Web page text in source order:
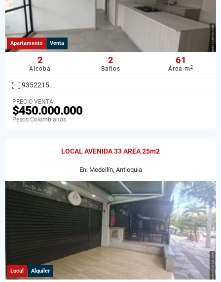
Apartamento Venta
2
Alcoba
2
Baños
61
Área m2
9352215
PRECIO VENTA
$450.000.000
Pesos Colombianos
LOCAL AVENIDA 33 AREA 25m2
En: Medellín, Antioquia
Local Alquiler